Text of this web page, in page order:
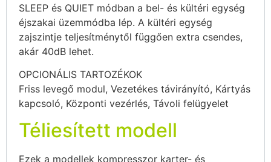
SLEEP és QUIET módban a bel- és kültéri egység
éjszakai üzemmódba lép. A kültéri egység
zajszintje teljesítménytől függően extra csendes,
akár 40dB lehet.
OPCIONÁLIS TARTOZÉKOK
Friss levegő modul, Vezetékes távirányító, Kártyás
kapcsoló, Központi vezérlés, Távoli felügyelet
Téliesített modell
Ezek a modellek kompresszor karter- és